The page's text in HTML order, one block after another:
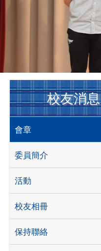
校友消息
會章
委員簡介
活動
校友相冊
保持聯絡